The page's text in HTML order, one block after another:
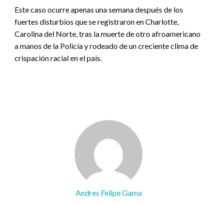
Este caso ocurre apenas una semana después de los
fuertes disturbios que se registraron en Charlotte,
Carolina del Norte, tras la muerte de otro afroamericano
a manos de la Policía y rodeado de un creciente clima de
crispación racial en el país.
Andres Felipe Gama